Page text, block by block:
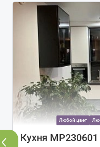
Любой цвет
Кухня МР230601